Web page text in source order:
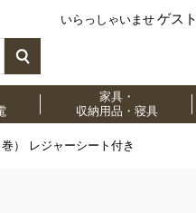
いらっしゃいませ ゲスト
家具・
収納用品・寝具
） レジャーシート付き